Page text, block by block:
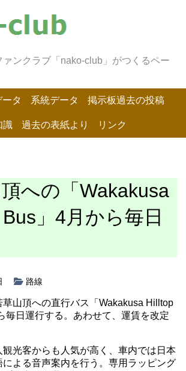
ンクラブ「nako-club」がつくるペー
タ 系統データ 掲示板過去の投稿
識 過去の表紙より リンク
への「Wakakusa
」4月から毎日
路線
山頂への直行バス「Wakakusa Hilltop
毎日運行する。あわせて、運賃を改定
観光客からも人気が高く、車内では日本
よる音声案内を行う。専用ラッピング